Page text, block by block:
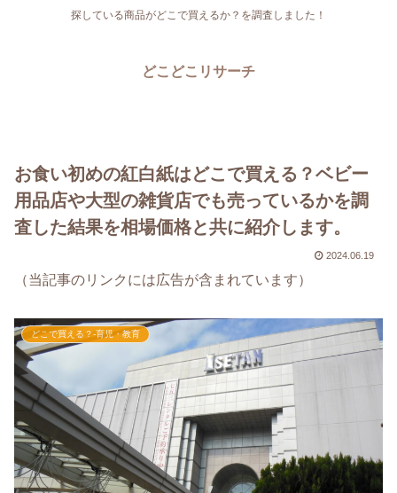
探している商品がどこで買えるか？を調査しました！
どこどこリサーチ
お食い初めの紅白紙はどこで買える？ベビー
用品店や大型の雑貨店でも売っているかを調
査した結果を相場価格と共に紹介します。
2024.06.19
（当記事のリンクには広告が含まれています）
どこで買える？-育児・教育